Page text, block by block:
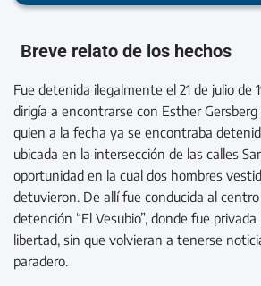
Breve relato de los hechos
Fue detenida ilegalmente el 21 de julio de
dirigía a encontrarse con Esther Gersberg
quien a la fecha ya se encontraba
ubicada en la intersección de las calles
oportunidad en la cual dos hombres
detuvieron. De allí fue conducida al
detención “El Vesubio”, donde fue
libertad, sin que volvieran a tenerse
paradero.